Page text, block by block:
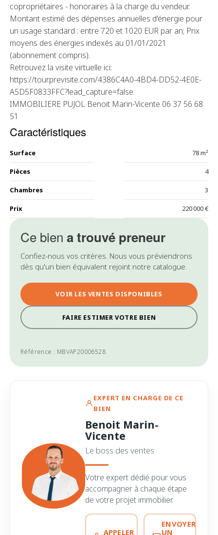
Ce bien a trouvé preneur
Confiez-nous vos critères. Nous vous préviendrons
dès qu'un bien équivalent rejoint notre catalogue.
VOIR LES VENTES DISPONIBLES
FAIRE ESTIMER VOTRE BIEN
Référence : MBVAP20006528
copropriétaires - honoraires à la charge du vendeur.
Montant estimé des dépenses annuelles d'énergie pour
un usage standard : entre 720 et 1020 EUR par an; Prix
moyens des énergies indexés au 01/01/2021
(abonnement compris).
Retrouvez la visite virtuelle ici:
https://tour.previsite.com/4386C4A0-4BD4-DD52-4E0E-
A5D5F0833FFC?lead_capture=false
IMMOBILIERE PUJOL Benoit Marin-Vicente 06 37 56 68
51
Caractéristiques
Surface 78 m²
Pièces 4
Chambres 3
Prix 220 000 €
EXPERT EN CHARGE DE CE
BIEN
Benoit Marin-
Vicente
Le boss des ventes
Votre expert dédié pour vous
accompagner à chaque étape
de votre projet immobilier.
APPELER
ENVOYER
UN